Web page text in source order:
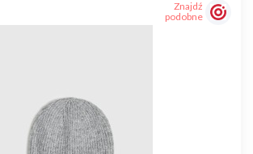
Znajdź
podobne